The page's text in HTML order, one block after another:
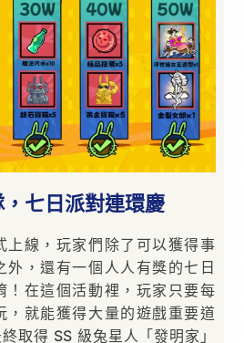
七日派對連環慶
上線，玩家們除了可以獲得事
外，還有一個人人有獎的七日
！在這個活動裡，玩家只要每
，就能獲得大量的遊戲重要道
取得 SS 級兔星人「發明家」